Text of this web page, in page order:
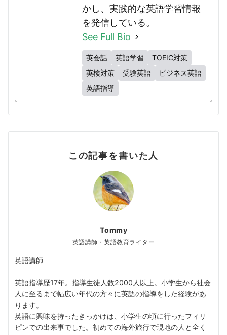
かし、実践的な英語学習情報
を発信している。
See Full Bio
英会話 英語学習
TOEIC対策
英検対策
受験英語
ビジネス英語
英語指導
この記事を書いた人
Tommy
英語講師・英語教育ライター
英語講師
英語指導歴17年。指導生徒人数2000人以上。小学生から社会
人に至るまで幅広い年代の方々に英語の指導をした経験があ
ります。
英語に興味を持ったきっかけは、小学生の頃に行ったフィリ
ピンでの出来事でした。初めての海外旅行で現地の人と全く